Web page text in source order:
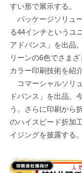
すい形で展示する。
パッケージソリュ
る44インチというユ
アドバンス」を出品
リーンの6色でさま
カラー印刷技術を紹
コマーシャルソリ
ドバンス」を出品。
う。さらに印刷から
のハイスピード折加
イジングを披露する。